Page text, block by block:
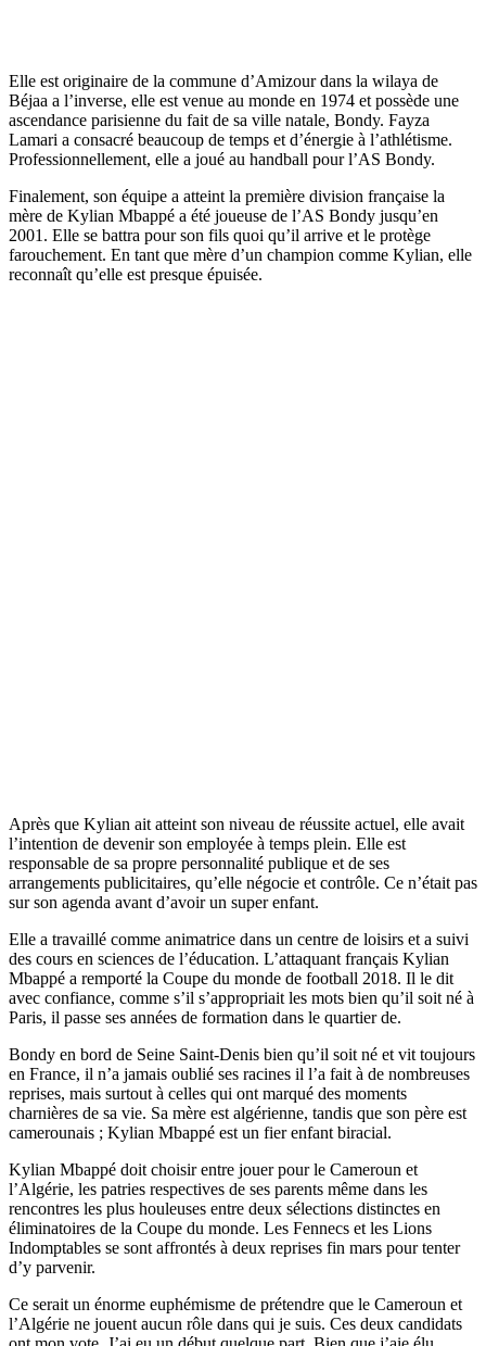
Elle est originaire de la commune d’Amizour dans la wilaya de
Béjaa a l’inverse, elle est venue au monde en 1974 et possède une
ascendance parisienne du fait de sa ville natale, Bondy. Fayza
Lamari a consacré beaucoup de temps et d’énergie à l’athlétisme.
Professionnellement, elle a joué au handball pour l’AS Bondy.
Finalement, son équipe a atteint la première division française la
mère de Kylian Mbappé a été joueuse de l’AS Bondy jusqu’en
2001. Elle se battra pour son fils quoi qu’il arrive et le protège
farouchement. En tant que mère d’un champion comme Kylian, elle
reconnaît qu’elle est presque épuisée.
Après que Kylian ait atteint son niveau de réussite actuel, elle avait
l’intention de devenir son employée à temps plein. Elle est
responsable de sa propre personnalité publique et de ses
arrangements publicitaires, qu’elle négocie et contrôle. Ce n’était pas
sur son agenda avant d’avoir un super enfant.
Elle a travaillé comme animatrice dans un centre de loisirs et a suivi
des cours en sciences de l’éducation. L’attaquant français Kylian
Mbappé a remporté la Coupe du monde de football 2018. Il le dit
avec confiance, comme s’il s’appropriait les mots bien qu’il soit né à
Paris, il passe ses années de formation dans le quartier de.
Bondy en bord de Seine Saint-Denis bien qu’il soit né et vit toujours
en France, il n’a jamais oublié ses racines il l’a fait à de nombreuses
reprises, mais surtout à celles qui ont marqué des moments
charnières de sa vie. Sa mère est algérienne, tandis que son père est
camerounais ; Kylian Mbappé est un fier enfant biracial.
Kylian Mbappé doit choisir entre jouer pour le Cameroun et
l’Algérie, les patries respectives de ses parents même dans les
rencontres les plus houleuses entre deux sélections distinctes en
éliminatoires de la Coupe du monde. Les Fennecs et les Lions
Indomptables se sont affrontés à deux reprises fin mars pour tenter
d’y parvenir.
Ce serait un énorme euphémisme de prétendre que le Cameroun et
l’Algérie ne jouent aucun rôle dans qui je suis. Ces deux candidats